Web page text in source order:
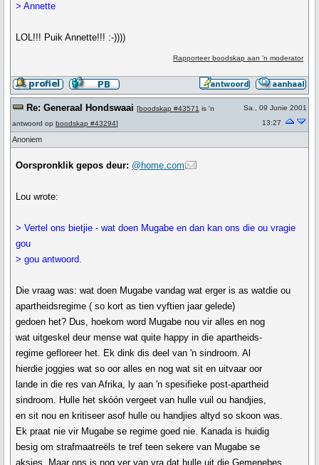
> Annette
LOL!!! Puik Annette!!! :-))))
Rapporteer boodskap aan 'n moderator
Re: Generaal Hondswaai [boodskap #43571 is 'n
antwoord op boodskap #43294]
Sa., 09 Junie 2001
13:27
Anoniem
Oorspronklik gepos deur: @home.com
Lou wrote:
> Vertel ons bietjie - wat doen Mugabe en dan kan ons die ou vragie
gou
> gou antwoord.
Die vraag was: wat doen Mugabe vandag wat erger is as watdie ou
apartheidsregime ( so kort as tien vyftien jaar gelede)
gedoen het? Dus, hoekom word Mugabe nou vir alles en nog
wat uitgeskel deur mense wat quite happy in die apartheids-
regime gefloreer het. Ek dink dis deel van 'n sindroom. Al
hierdie joggies wat so oor alles en nog wat sit en uitvaar oor
lande in die res van Afrika, ly aan 'n spesifieke post-apartheid
sindroom. Hulle het skóón vergeet van hulle vuil ou handjies,
en sit nou en kritiseer asof hulle ou handjies altyd so skoon was.
Ek praat nie vir Mugabe se regime goed nie. Kanada is huidig
besig om strafmaatreëls te tref teen sekere van Mugabe se
aksies. Maar ons is nog ver van vra dat hulle uit die Gemenebes